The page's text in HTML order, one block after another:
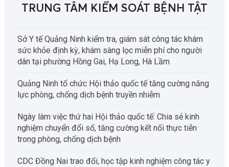
TRUNG TÂM KIỂM SOÁT BỆNH TẬT
Sở Y tế Quảng Ninh kiểm tra, giám sát công tác khám
sức khỏe định kỳ, khám sàng lọc miễn phí cho người
dân tại phường Hồng Gai, Hạ Long, Hà Lầm
Quảng Ninh tổ chức Hội thảo quốc tế tăng cường năng
lực phòng, chống dịch bệnh truyền nhiễm
Ngày làm việc thứ hai Hội thảo quốc tế: Chia sẻ kinh
nghiệm chuyển đổi số, tăng cường kết nối thực tiễn
trong phòng, chống dịch bệnh
CDC Đồng Nai trao đổi, học tập kinh nghiệm công tác y